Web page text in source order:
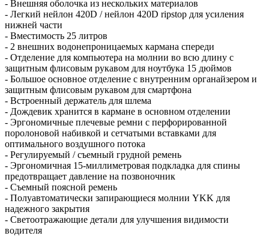
- Внешняя оболочка из нескольких материалов
- Легкий нейлон 420D / нейлон 420D ripstop для усиления
нижней части
- Вместимость 25 литров
- 2 внешних водонепроницаемых кармана спереди
- Отделение для компьютера на молнии во всю длину с
защитным флисовым рукавом для ноутбука 15 дюймов
- Большое основное отделение с внутренним органайзером и
защитным флисовым рукавом для смартфона
- Встроенный держатель для шлема
- Дождевик хранится в кармане в основном отделении
- Эргономичные плечевые ремни с перфорированной
поролоновой набивкой и сетчатыми вставками для
оптимального воздушного потока
- Регулируемый / съемный грудной ремень
- Эргономичная 15-миллиметровая подкладка для спины
предотвращает давление на позвоночник
- Съемный поясной ремень
- Полуавтоматически запирающиеся молнии YKK для
надежного закрытия
- Светоотражающие детали для улучшения видимости
водителя